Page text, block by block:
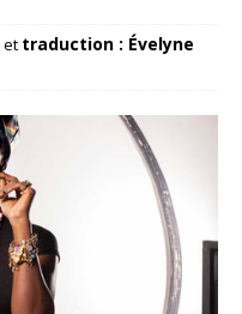
et traduction : Évelyne